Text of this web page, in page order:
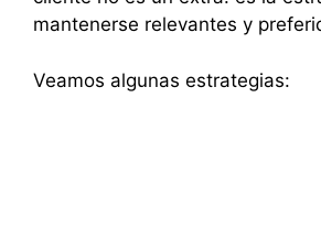
mantenerse relevantes y
Veamos algunas estrategias: